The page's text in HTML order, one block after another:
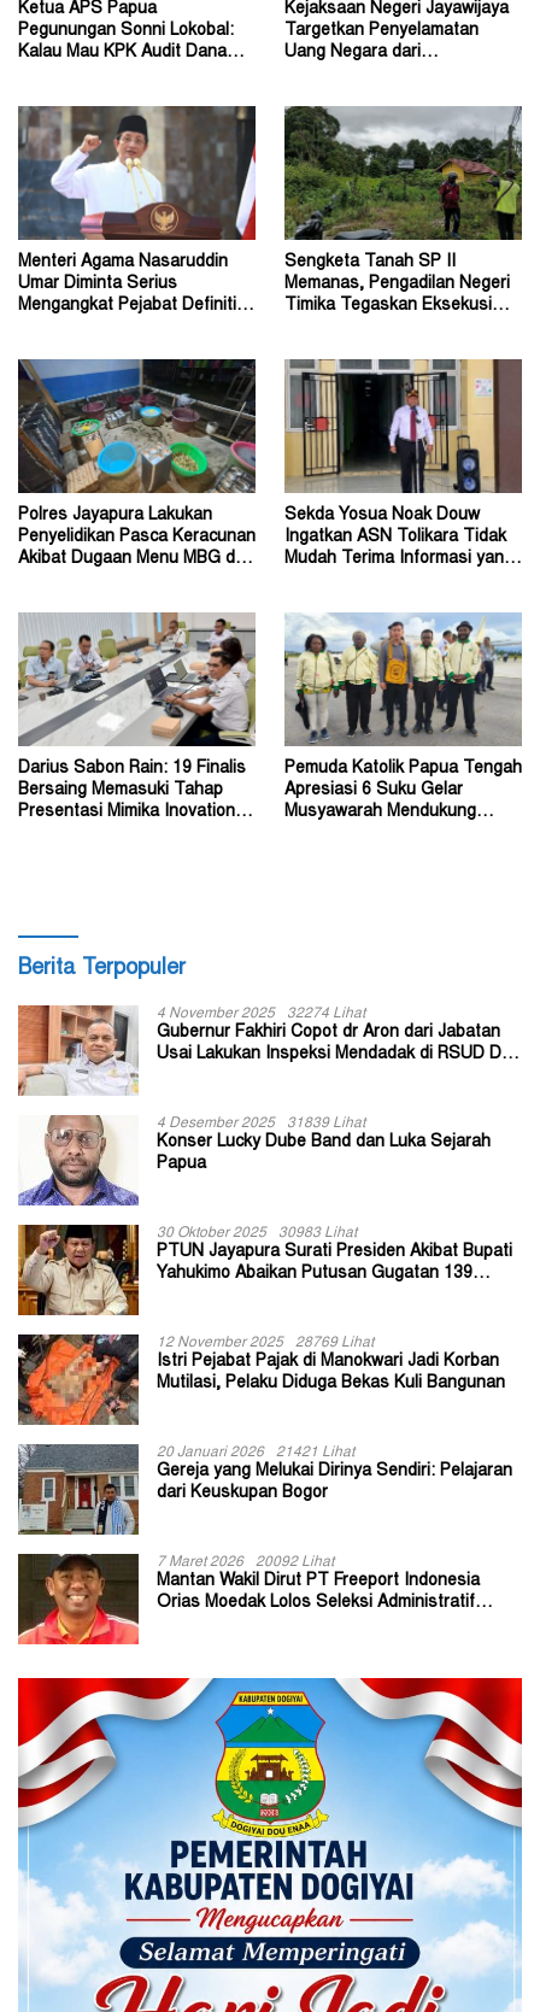
Ketua APS Papua
Pegunungan Sonni Lokobal:
Kalau Mau KPK Audit Dana
Kejaksaan Negeri Jayawijaya
Targetkan Penyelamatan
Uang Negara dari
Menteri Agama Nasaruddin
Umar Diminta Serius
Mengangkat Pejabat Definitif
Sengketa Tanah SP II
Memanas, Pengadilan Negeri
Timika Tegaskan Eksekusi
Polres Jayapura Lakukan
Penyelidikan Pasca Keracunan
Akibat Dugaan Menu MBG di
Sekda Yosua Noak Douw
Ingatkan ASN Tolikara Tidak
Mudah Terima Informasi yang
Darius Sabon Rain: 19 Finalis
Bersaing Memasuki Tahap
Presentasi Mimika Inovation
Pemuda Katolik Papua Tengah
Apresiasi 6 Suku Gelar
Musyawarah Mendukung
Berita Terpopuler
4 November 2025 32274 Lihat
Gubernur Fakhiri Copot dr Aron dari Jabatan
Usai Lakukan Inspeksi Mendadak di RSUD Dok
4 Desember 2025 31839 Lihat
Konser Lucky Dube Band dan Luka Sejarah
Papua
30 Oktober 2025 30983 Lihat
PTUN Jayapura Surati Presiden Akibat Bupati
Yahukimo Abaikan Putusan Gugatan 139
12 November 2025 28769 Lihat
Istri Pejabat Pajak di Manokwari Jadi Korban
Mutilasi, Pelaku Diduga Bekas Kuli Bangunan
20 Januari 2026 21421 Lihat
Gereja yang Melukai Dirinya Sendiri: Pelajaran
dari Keuskupan Bogor
7 Maret 2026 20092 Lihat
Mantan Wakil Dirut PT Freeport Indonesia
Orias Moedak Lolos Seleksi Administratif